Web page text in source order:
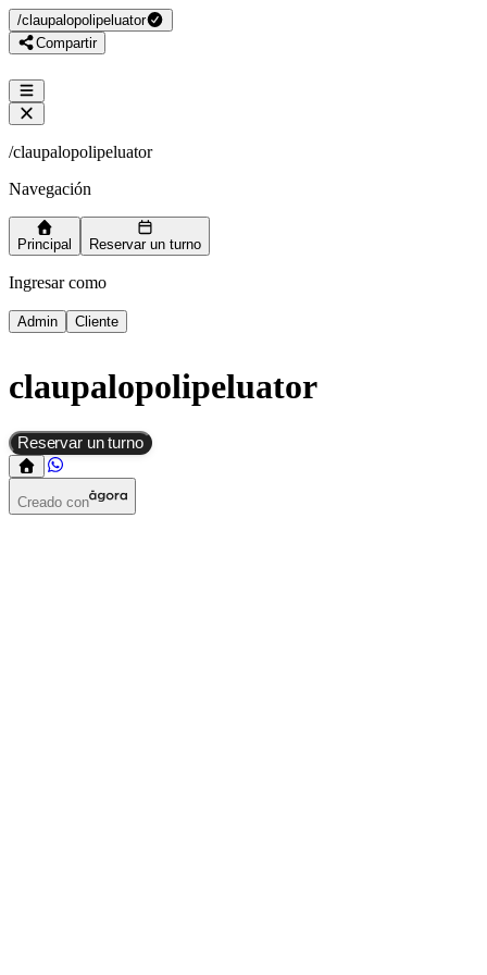
/claupalopolipeluator
Compartir
/claupalopolipeluator
Navegación
Principal Reservar un turno
Ingresar como
Admin Cliente
claupalopolipeluator
Reservar un turno
Creado con